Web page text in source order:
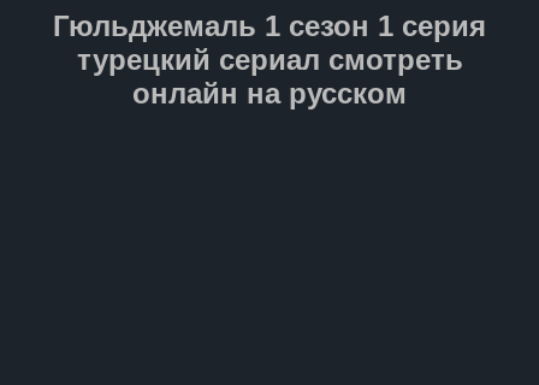
Гюльджемаль 1 сезон 1 серия
турецкий сериал смотреть
онлайн на русском